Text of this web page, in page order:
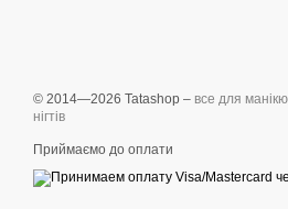
© 2014—2026 Tatashop – все для
нігтів
Приймаємо до оплати